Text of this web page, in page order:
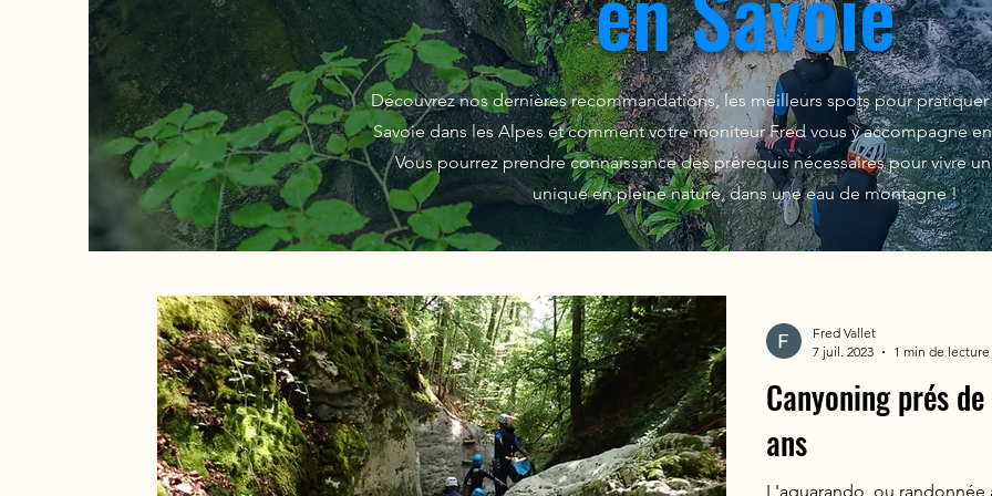
Découvrez nos dernières recommandations, les meilleurs spots pour
Savoie dans les Alpes et comment votre moniteur Fred vous y accompagne
Vous pourrez prendre connaissance des prérequis nécessaires pour vivre
unique en pleine nature, dans une eau de montagne !
Canyoning prés
ans
L'aquarando, ou
Fred Vallet
7 juil. 2023
1 min de lecture